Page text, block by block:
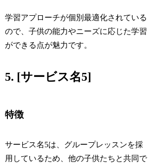
学習アプローチが個別最適化されている
ので、子供の能力やニーズに応じた学習
ができる点が魅力です。
5. [サービス名5]
特徴
サービス名5は、グループレッスンを採
用しているため、他の子供たちと共同で